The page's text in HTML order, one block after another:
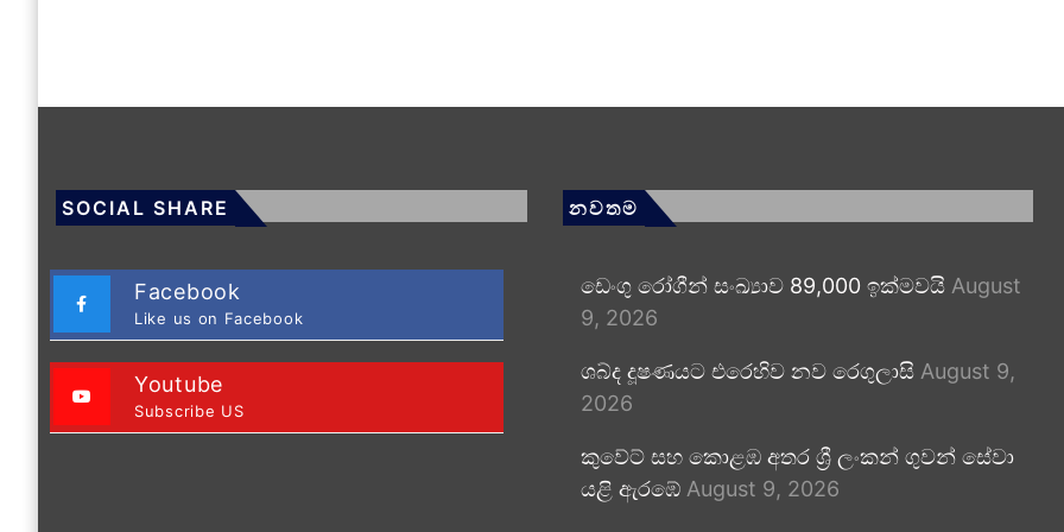
SOCIAL SHARE
Facebook
Like us on Facebook
Youtube
Subscribe US
නවතම
ඩෙංගු රෝගීන් සංඛ්‍යාව 89,000 ඉක්මවයි August
9, 2026
ශබ්ද දූෂණයට එරෙහිව නව රෙගුලාසි August 9,
2026
කුවේට් සහ කොළඹ අතර ශ්‍රී ලංකන් ගුවන් සේවා
යළි ඇරඹේ August 9, 2026